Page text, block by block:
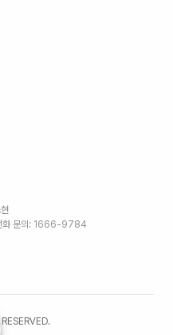
화 문의: 1666-9784